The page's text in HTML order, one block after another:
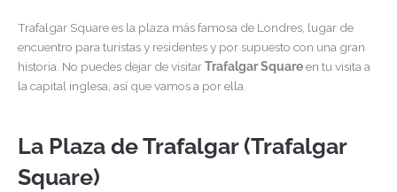
Trafalgar Square es la plaza más famosa de Londres, lugar de
encuentro para turistas y residentes y por supuesto con una gran
historia. No puedes dejar de visitarTrafalgar Squareen tu visita a
la capital inglesa, así que vamos a por ella.
La Plaza de Trafalgar (Trafalgar
Square)